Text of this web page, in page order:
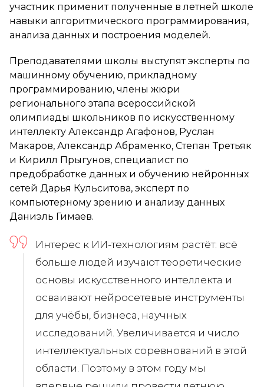
участник применит полученные в летней школе
навыки алгоритмического программирования,
анализа данных и построения моделей.
Преподавателями школы выступят эксперты по
машинному обучению, прикладному
программированию, члены жюри
регионального этапа всероссийской
олимпиады школьников по искусственному
интеллекту Александр Агафонов, Руслан
Макаров, Александр Абраменко, Степан Третьяк
и Кирилл Прыгунов, специалист по
предобработке данных и обучению нейронных
сетей Дарья Кульситова, эксперт по
компьютерному зрению и анализу данных
Даниэль Гимаев.
Интерес к ИИ-технологиям растёт: всё
больше людей изучают теоретические
основы искусственного интеллекта и
осваивают нейросетевые инструменты
для учёбы, бизнеса, научных
исследований. Увеличивается и число
интеллектуальных соревнований в этой
области. Поэтому в этом году мы